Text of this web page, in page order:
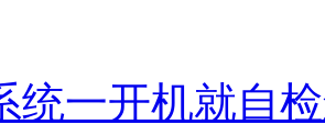
统一开机就自